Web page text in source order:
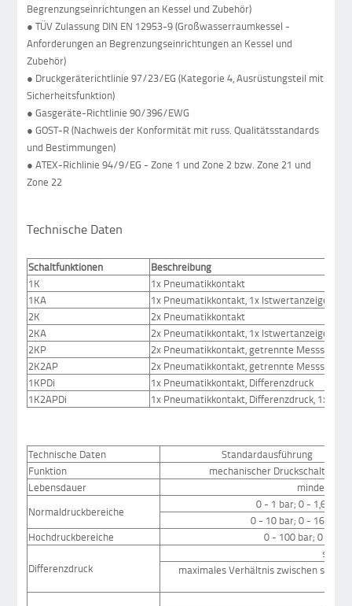
Begrenzungseinrichtungen an Kessel und Zubehör)
● TÜV Zulassung DIN EN 12953-9 (Großwasserraumkessel -
Anforderungen an Begrenzungseinrichtungen an Kessel und
Zubehör)
● Druckgeräterichtlinie 97/23/EG (Kategorie 4, Ausrüstungsteil mit
Sicherheitsfunktion)
● Gasgeräte-Richtlinie 90/396/EWG
● GOST-R (Nachweis der Konformität mit russ. Qualitätsstandards
und Bestimmungen)
● ATEX-Richlinie 94/9/EG - Zone 1 und Zone 2 bzw. Zone 21 und
Zone 22
Technische Daten
Schaltfunktionen
Beschreibung
1K
1x Pneumatikkontakt
1KA
1x Pneumatikkontakt, 1x Istwertanzeige
2K
2x Pneumatikkontakt
2KA
2x Pneumatikkontakt, 1x Istwertanzeige
2KP
2x Pneumatikkontakt, getrennte
2K2AP
2x Pneumatikkontakt, getrennte
1KPDi
1x Pneumatikkontakt, Differenzdruck
1K2APDi
1x Pneumatikkontakt, Differenzdruck, 1x
Technische Daten
Standardausführung
Funktion
mechanischer Druckschalter;
Lebensdauer
Normaldruckbereiche
0 - 1 bar; 0 - 1,6 bar;
0 - 10 bar; 0 - 16 bar;
Hochdruckbereiche
0 - 100 bar; 0 -
Differenzdruck
siehe
maximales Verhältnis zwischen